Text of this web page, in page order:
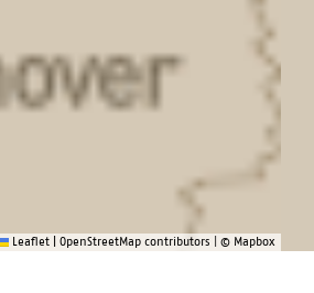
Leaflet OpenStreetMap contributors © Mapbox